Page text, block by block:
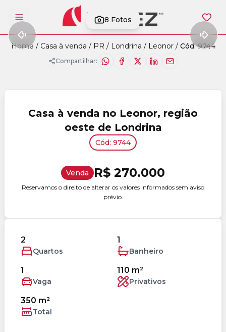
Abrir menu 8 Fotos
Home / Casa à venda / PR / Londrina / Leonor / Cód. 9744
Compartilhar:
Casa à venda no Leonor, região
oeste de Londrina
Cód: 9744
Venda R$ 270.000
Reservamos o direito de alterar os valores informados sem aviso
prévio.
2
Quartos
1
Banheiro
1
Vaga
110 m²
Privativos
350 m²
Total